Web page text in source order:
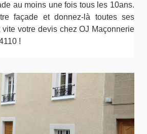
au moins une fois tous les 10ans.
façade et donnez-là toutes ses
vite votre devis chez OJ Maçonnerie
!